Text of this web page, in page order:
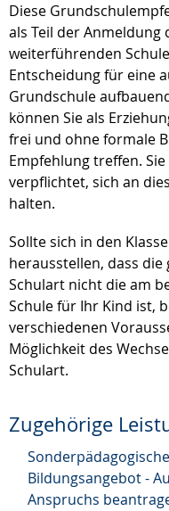
Diese
als Teil der Anmeldung
weiterführenden
Entscheidung für eine
Grundschule
können Sie als
frei und ohne formale
Empfehlung treffen.
verpflichtet, sich an
halten.
Sollte sich in den
herausstellen, dass die
Schulart nicht die am
Schule für Ihr Kind ist,
verschiedenen
Möglichkeit des
Schulart.
Zugehörige
Bildungsangebot -
Anspruchs